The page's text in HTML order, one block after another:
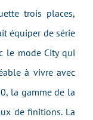
trois places,
équiper de série
le mode City qui
à vivre avec
la gamme de la
de finitions. La